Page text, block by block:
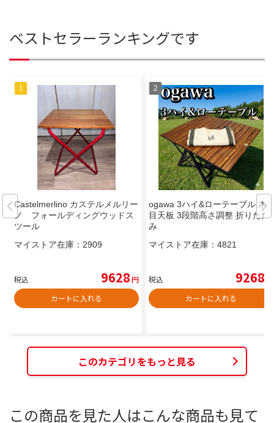
ベストセラーランキングです
Castelmerlino カステルメルリー
ノ フォールディングウッドス
ツール
マイストア在庫： 2909
税込 9628円
カートに入れる
ogawa 3ハイ&ローテーブル 木
目天板 3段階高さ調整 折りたた
み
マイストア在庫： 4821
税込 9268
カートに入れる
このカテゴリをもっと見る
この商品を見た人はこんな商品も見て